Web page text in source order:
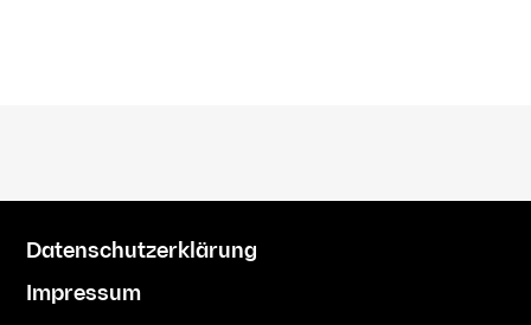
Datenschutzerklärung
Impressum